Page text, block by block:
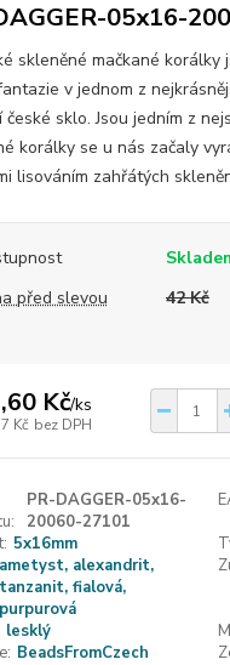
05x16-
skleněné mačkané korálky
v jednom z
české sklo. Jsou jedním z
korálky se u nás začaly
lisováním zahřátých
před slevou
42 Kč
Kč/ks
Kč bez DPH
PR-DAGGER-05x16-
20060-27101
5x16mm
ametyst, alexandrit,
tanzanit, fialová,
purpurová
lesklý
BeadsFromCzech